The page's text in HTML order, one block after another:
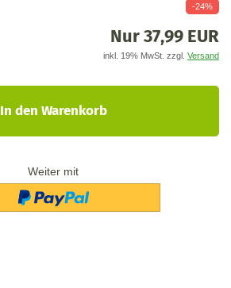
-24%
Nur 37,99 EUR
inkl. 19% MwSt. zzgl. Versand
In den Warenkorb
Weiter mit